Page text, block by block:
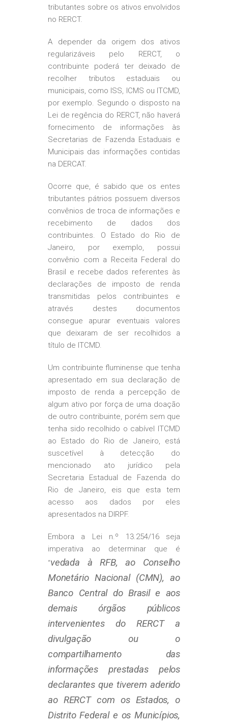
tributantes sobre os ativos envolvidos
no RERCT.
A depender da origem dos ativos
regularizáveis pelo RERCT, o
contribuinte poderá ter deixado de
recolher tributos estaduais ou
municipais, como ISS, ICMS ou ITCMD,
por exemplo. Segundo o disposto na
Lei de regência do RERCT, não haverá
fornecimento de informações às
Secretarias de Fazenda Estaduais e
Municipais das informações contidas
na DERCAT.
Ocorre que, é sabido que os entes
tributantes pátrios possuem diversos
convênios de troca de informações e
recebimento de dados dos
contribuintes. O Estado do Rio de
Janeiro, por exemplo, possui
convênio com a Receita Federal do
Brasil e recebe dados referentes às
declarações de imposto de renda
transmitidas pelos contribuintes e
através destes documentos
consegue apurar eventuais valores
que deixaram de ser recolhidos a
título de ITCMD.
Um contribuinte fluminense que tenha
apresentado em sua declaração de
imposto de renda a percepção de
algum ativo por força de uma doação
de outro contribuinte, porém sem que
tenha sido recolhido o cabível ITCMD
ao Estado do Rio de Janeiro, está
suscetível à detecção do
mencionado ato jurídico pela
Secretaria Estadual de Fazenda do
Rio de Janeiro, eis que esta tem
acesso aos dados por eles
apresentados na DIRPF.
Embora a Lei n.º 13.254/16 seja
imperativa ao determinar que é
“vedada à RFB, ao Conselho
Monetário Nacional (CMN), ao
Banco Central do Brasil e aos
demais órgãos públicos
intervenientes do RERCT a
divulgação ou o
compartilhamento das
informações prestadas pelos
declarantes que tiverem aderido
ao RERCT com os Estados, o
Distrito Federal e os Municípios,